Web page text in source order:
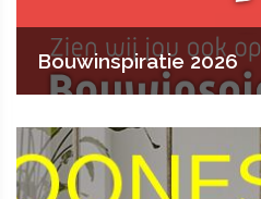
Bouwinspiratie 2026